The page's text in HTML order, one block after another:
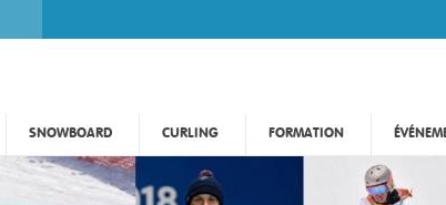
SNOWBOARD CURLING FORMATION